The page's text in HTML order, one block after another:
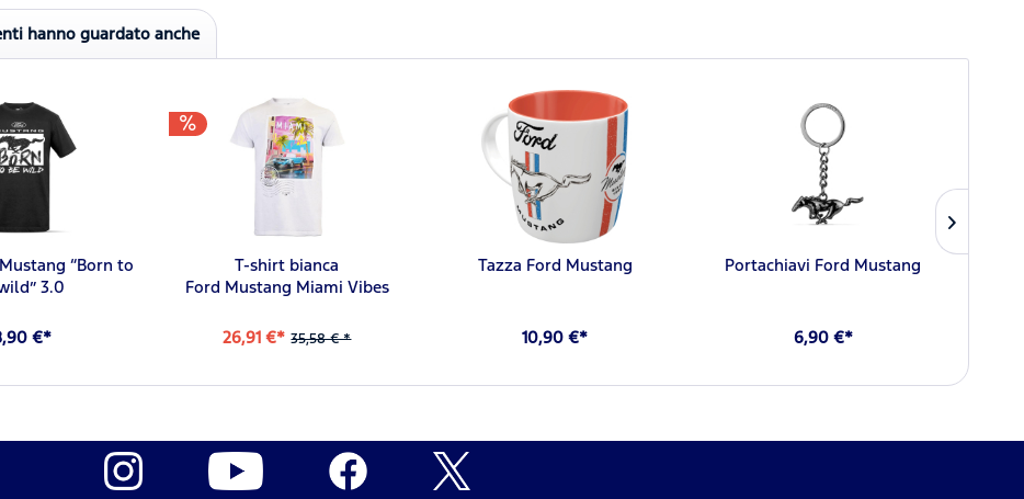
hanno guardato anche
“Born to
3.0
€*
T-shirt bianca
Ford Mustang Miami Vibes
26,91 €* 35,58 € *
Tazza Ford Mustang
10,90 €*
Portachiavi Ford Mustang
6,90 €*